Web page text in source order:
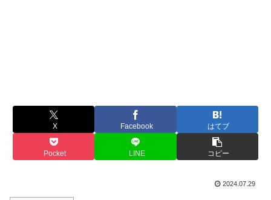
X Facebook はてブ
Pocket LINE コピー
2024.07.29